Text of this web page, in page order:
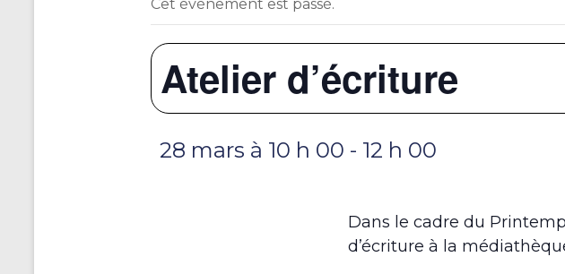
Cet évènement est passé.
Atelier d’écriture
28 mars à 10 h 00 - 12 h 00
Dans le cadre du
d’écriture à la